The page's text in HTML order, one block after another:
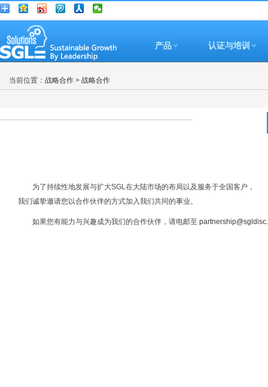
产品 认证与培训
当前位置： 战略合作 > 战略合作
为了持续性地发展与扩大SGL在大陆市场的布局以及服务于全国客户，
我们诚挚邀请您以合作伙伴的方式加入我们共同的事业。
如果您有能力与兴趣成为我们的合作伙伴，请电邮至